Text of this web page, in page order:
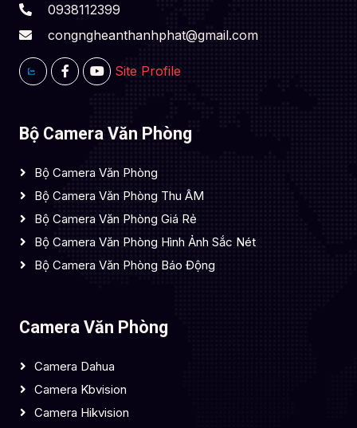
0938112399
congngheanthanhphat@gmail.com
Site Profile
Bộ Camera Văn Phòng
Bộ Camera Văn Phòng
Bộ Camera Văn Phòng Thu ÂM
Bộ Camera Văn Phòng Giá Rẻ
Bộ Camera Văn Phòng Hình Ảnh Sắc Nét
Bộ Camera Văn Phòng Báo Động
Camera Văn Phòng
Camera Dahua
Camera Kbvision
Camera Hikvision